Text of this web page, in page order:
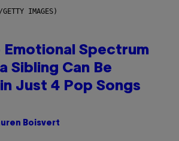
IMAGES)
Emotional Spectrum
Sibling Can Be
Just 4 Pop Songs
Boisvert